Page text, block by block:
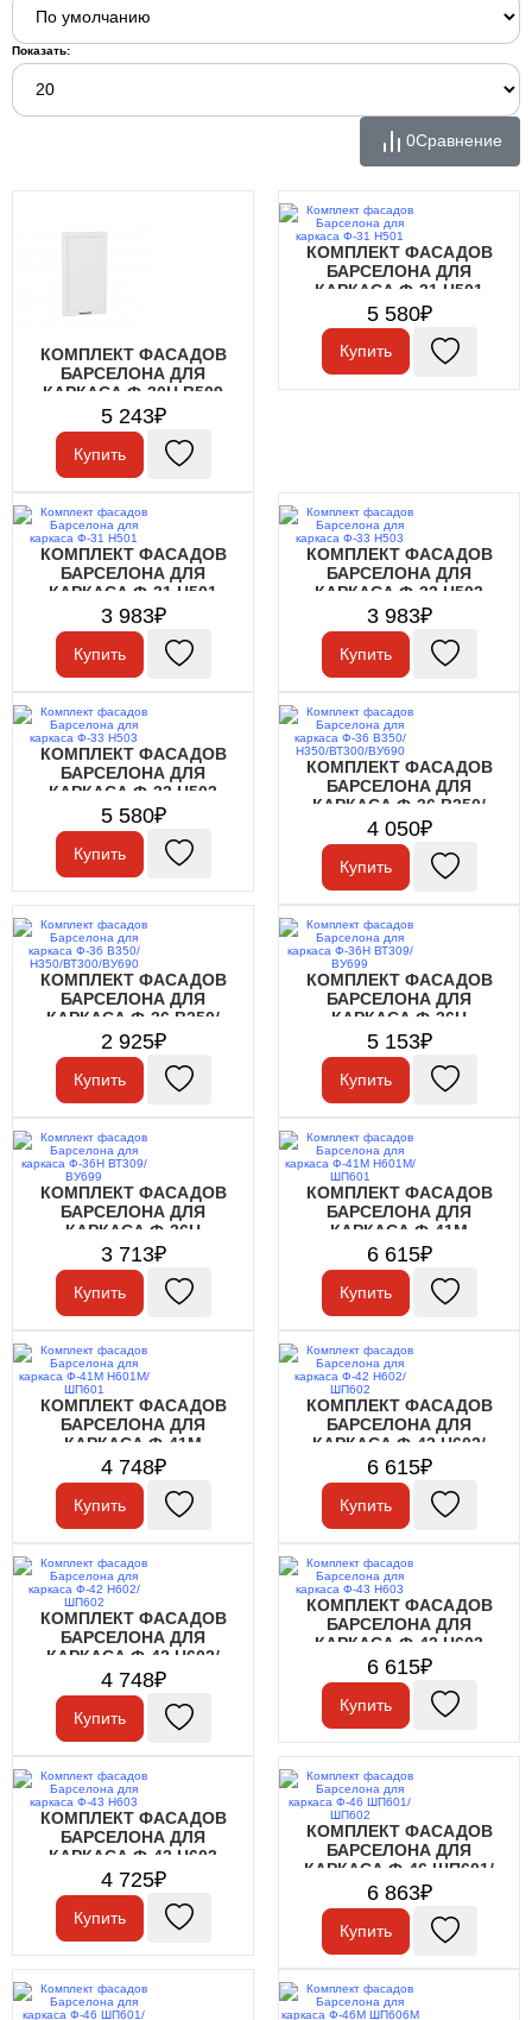
Показать:
0Сравнение
КОМПЛЕКТ ФАСАДОВ
БАРСЕЛОНА ДЛЯ
КАРКАСА Ф-30Н В509
5 243₽
Купить
КОМПЛЕКТ ФАСАДОВ
БАРСЕЛОНА ДЛЯ
КАРКАСА Ф-31 Н501
5 580₽
Купить
КОМПЛЕКТ ФАСАДОВ
БАРСЕЛОНА ДЛЯ
КАРКАСА Ф-31 Н501
3 983₽
Купить
КОМПЛЕКТ ФАСАДОВ
БАРСЕЛОНА ДЛЯ
КАРКАСА Ф-33 Н503
3 983₽
Купить
КОМПЛЕКТ ФАСАДОВ
БАРСЕЛОНА ДЛЯ
КАРКАСА Ф-33 Н503
5 580₽
Купить
КОМПЛЕКТ ФАСАДОВ
БАРСЕЛОНА ДЛЯ
КАРКАСА Ф-36 В350/
Н350/ВТ300/ВУ690
4 050₽
Купить
КОМПЛЕКТ ФАСАДОВ
БАРСЕЛОНА ДЛЯ
КАРКАСА Ф-36 В350/
Н350/ВТ300/ВУ690
2 925₽
Купить
КОМПЛЕКТ ФАСАДОВ
БАРСЕЛОНА ДЛЯ
КАРКАСА Ф-36Н
ВТ309/ВУ699
5 153₽
Купить
КОМПЛЕКТ ФАСАДОВ
БАРСЕЛОНА ДЛЯ
КАРКАСА Ф-36Н
ВТ309/ВУ699
3 713₽
Купить
КОМПЛЕКТ ФАСАДОВ
БАРСЕЛОНА ДЛЯ
КАРКАСА Ф-41М
Н601М/ШП601
6 615₽
Купить
КОМПЛЕКТ ФАСАДОВ
БАРСЕЛОНА ДЛЯ
КАРКАСА Ф-41М
Н601М/ШП601
4 748₽
Купить
КОМПЛЕКТ ФАСАДОВ
БАРСЕЛОНА ДЛЯ
КАРКАСА Ф-42 Н602/
ШП602
6 615₽
Купить
КОМПЛЕКТ ФАСАДОВ
БАРСЕЛОНА ДЛЯ
КАРКАСА Ф-42 Н602/
ШП602
4 748₽
Купить
КОМПЛЕКТ ФАСАДОВ
БАРСЕЛОНА ДЛЯ
КАРКАСА Ф-43 Н603
6 615₽
Купить
КОМПЛЕКТ ФАСАДОВ
БАРСЕЛОНА ДЛЯ
КАРКАСА Ф-43 Н603
4 725₽
Купить
КОМПЛЕКТ ФАСАДОВ
БАРСЕЛОНА ДЛЯ
КАРКАСА Ф-46 ШП601/
ШП602
6 863₽
Купить